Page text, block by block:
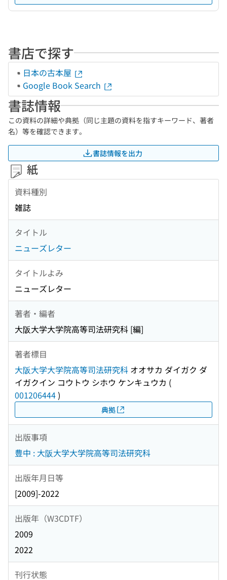
書店で探す
日本の古本屋
Google Book Search
書誌情報
この資料の詳細や典拠（同じ主題の資料を指すキーワード、著者
名）等を確認できます。
書誌情報を出力
紙
資料種別
雑誌
タイトル
ニューズレター
タイトルよみ
ニューズレター
著者・編者
大阪大学大学院高等司法研究科 [編]
著者標目
大阪大学大学院高等司法研究科 オオサカ ダイガク ダ
イガクイン コウトウ シホウ ケンキュウカ (
001206444)
典拠
出版事項
豊中 : 大阪大学大学院高等司法研究科
出版年月日等
[2009]-2022
出版年（W3CDTF）
2009
2022
刊行状態